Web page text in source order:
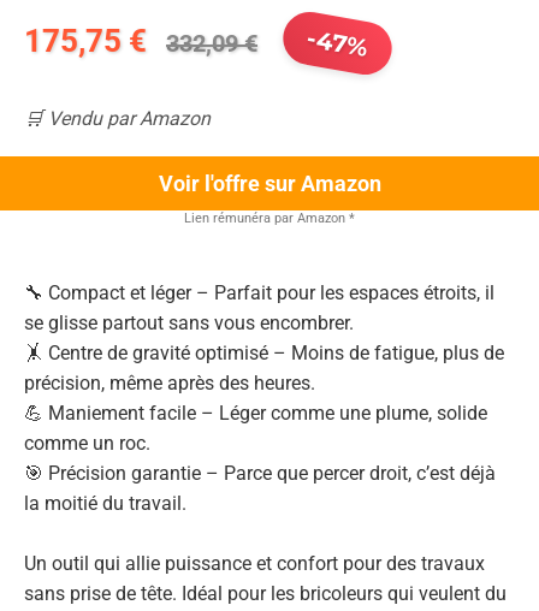
175,75 € 332,09 € -47%
🛒 Vendu par Amazon
Voir l'offre sur Amazon
Lien rémunéra par Amazon *
🔧 Compact et léger – Parfait pour les espaces étroits, il
se glisse partout sans vous encombrer.
🤸 Centre de gravité optimisé – Moins de fatigue, plus de
précision, même après des heures.
💪 Maniement facile – Léger comme une plume, solide
comme un roc.
🎯 Précision garantie – Parce que percer droit, c’est déjà
la moitié du travail.
Un outil qui allie puissance et confort pour des travaux
sans prise de tête. Idéal pour les bricoleurs qui veulent du